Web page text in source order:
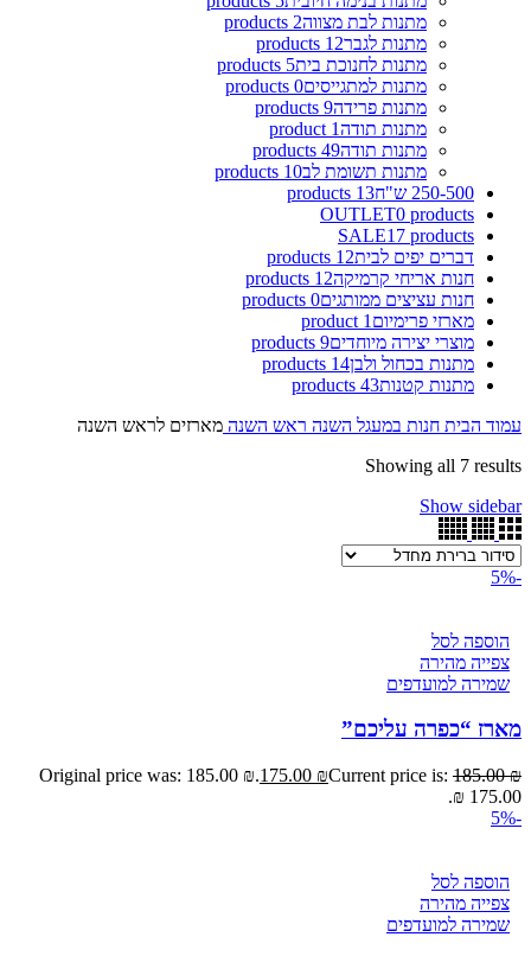
מתנות לבת מצווה2 products
מתנות לגבר12 products
מתנות לחנוכת בית5 products
מתנות למתגייסים0 products
מתנות פרידה9 products
מתנות תודה1 product
מתנות תודה49 products
מתנות תשומת לב10 products
250-500 ש"ח
13 products
OUTLET0 products
SALE17 products
דברים יפים לבית12 products
חנות אריחי קרמיקה12 products
חנות עציצים ממותגים0 products
מארזי פרימיום 1 product
מוצרי יצירה מיוחדים9 products
מתנות בכחול ולבן14 products
מתנות קטנות43 products
עמוד הבית חנות במעגל השנה ראש השנה מארזים לראש השנה
Showing all 7 results
Show sidebar
-5%
הוספה לסל
צפייה מהירה
שמירה למועדפים
מארז “כפרה עליכם”
185.00₪
Original price was: 185.00 ₪.175.00 ₪Current price is:
175.00 ₪.
-5%
הוספה לסל
צפייה מהירה
שמירה למועדפים